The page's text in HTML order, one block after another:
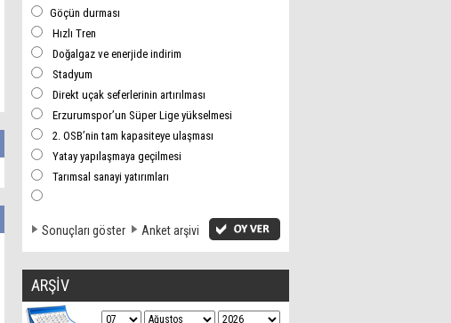
Göçün durması
Hızlı Tren
Doğalgaz ve enerjide indirim
Stadyum
Direkt uçak seferlerinin artırılması
Erzurumspor’un Süper Lige yükselmesi
2. OSB’nin tam kapasiteye ulaşması
Yatay yapılaşmaya geçilmesi
Tarımsal sanayi yatırımları
Sonuçları göster Anket arşivi
ARŞİV